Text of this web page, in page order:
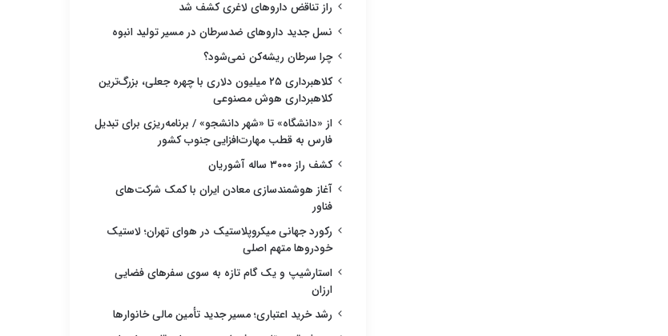
راز تناقض داروهای لاغری کشف شد
نسل جدید داروهای ضدسرطان در مسیر تولید انبوه
چرا سرطان ریشه‌کن نمی‌شود؟
کلاهبرداری ۲۵ میلیون دلاری با چهره جعلی، بزرگ‌ترین
کلاهبرداری هوش مصنوعی
از «دانشگاه» تا «شهر دانشجو» / برنامه‌ریزی برای تبدیل
فارس به قطب مهارت‌افزایی جنوب کشور
کشف راز ۳۰۰۰ ساله آشوریان
آغاز هوشمندسازی معادن ایران با کمک شرکت‌های
فناور
رکورد جهانی میکروپلاستیک در هوای تهران؛ لاستیک
خودروها متهم اصلی
استارشیپ و یک گام تازه به سوی سفرهای فضایی
ارزان
رشد خرید اعتباری؛ مسیر جدید تأمین مالی خانوارها